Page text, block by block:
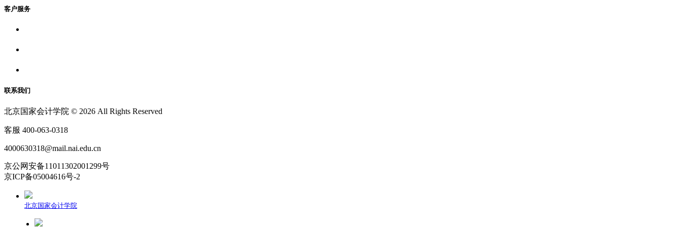
客户服务
联系我们
北京国家会计学院 © 2026 All Rights Reserved
客服 400-063-0318
4000630318@mail.nai.edu.cn
京公网安备11011302001299号
京ICP备05004616号-2
北京国家会计学院